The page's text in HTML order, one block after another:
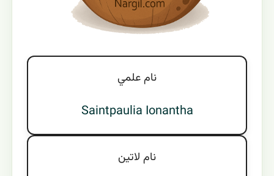
نام علمي
Saintpaulia Ionantha
نام لاتين